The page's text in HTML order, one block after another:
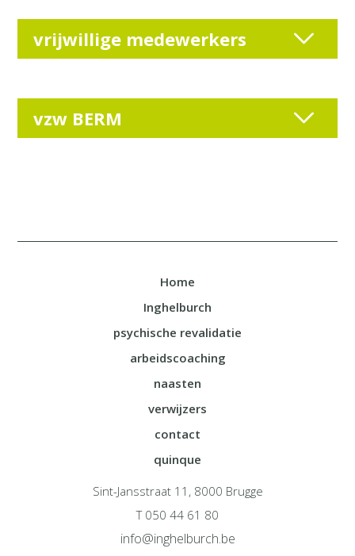
vrijwillige medewerkers
vzw BERM
Home
Inghelburch
psychische revalidatie
arbeidscoaching
naasten
verwijzers
contact
quinque
Sint-Jansstraat 11, 8000 Brugge
T 050 44 61 80
info@inghelburch.be